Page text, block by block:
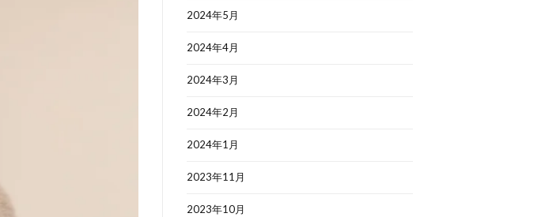
2024年5月
2024年4月
2024年3月
2024年2月
2024年1月
2023年11月
2023年10月